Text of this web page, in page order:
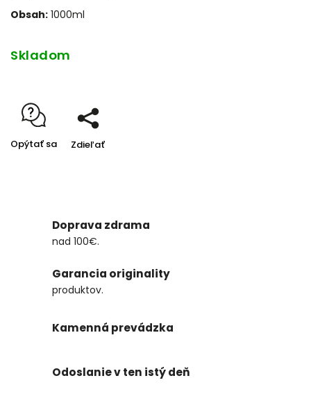
Obsah: 1000ml
Skladom
Opýtať sa Zdieľať
Doprava zdrama
nad 100€.
Garancia originality
produktov.
Kamenná prevádzka
Odoslanie v ten istý deň